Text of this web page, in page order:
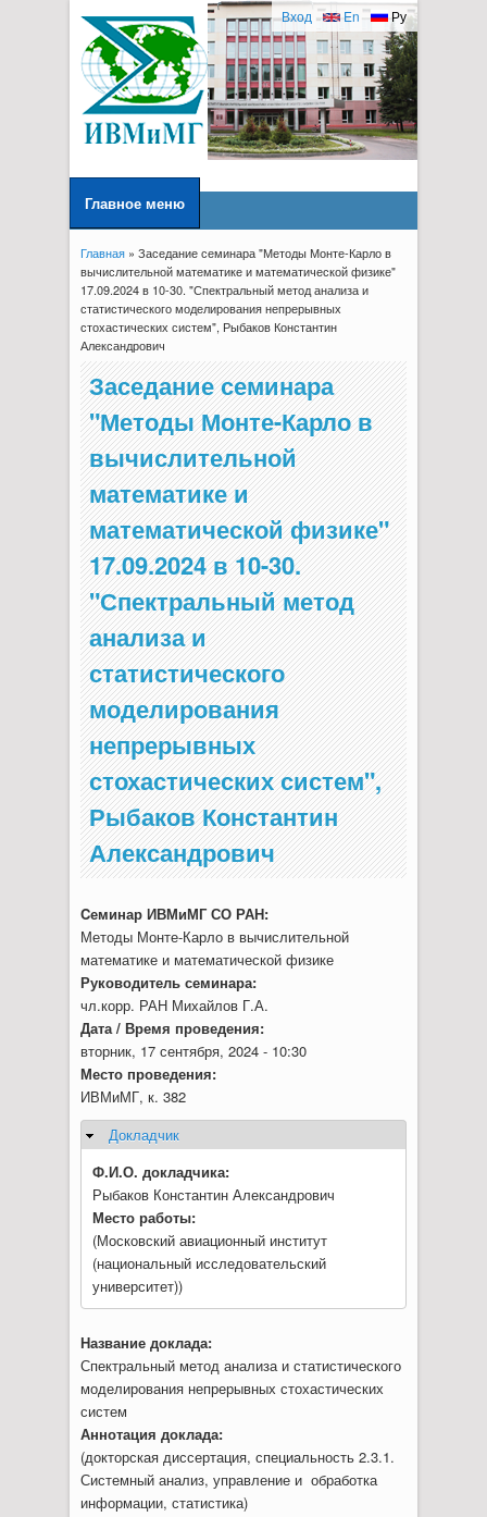
Ру
En
Вход
Главное меню
Вы здесь
Главная» Заседание семинара "Методы Монте-Карло в
вычислительной математике и математической физике"
17.09.2024 в 10-30. "Спектральный метод анализа и
статистического моделирования непрерывных
стохастических систем", Рыбаков Константин
Александрович
Заседание семинара
"Методы Монте-Карло в
вычислительной
математике и
математической физике"
17.09.2024 в 10-30.
"Спектральный метод
анализа и
статистического
моделирования
непрерывных
стохастических систем",
Рыбаков Константин
Александрович
Cеминар ИВМиМГ СО РАН:
Методы Монте-Карло в вычислительной
математике и математической физике
Руководитель семинара:
чл.корр. РАН Михайлов Г.А.
Дата / Время проведения:
вторник, 17 сентября, 2024 - 10:30
Место проведения:
ИВМиМГ, к. 382
Скрыть
Докладчик
Ф.И.О. докладчика:
Рыбаков Константин Александрович
Место работы:
(Московский авиационный институт
(национальный исследовательский
университет))
Название доклада:
Спектральный метод анализа и статистического
моделирования непрерывных стохастических
систем
Аннотация доклада:
(докторская диссертация, специальность 2.3.1.
Системный анализ, управление и обработка
информации, статистика)